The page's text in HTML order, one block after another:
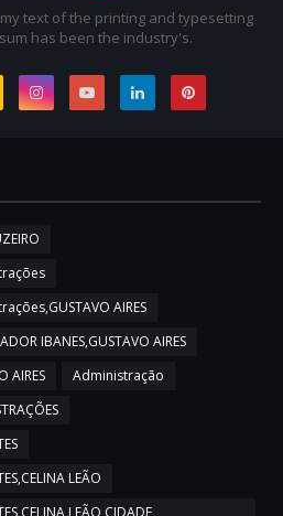
text of the printing and typesetting
has been the industry's.
AIRES
IBANES,GUSTAVO AIRES
AIRES
Administração
LEÃO
LEÃO,CIDADE